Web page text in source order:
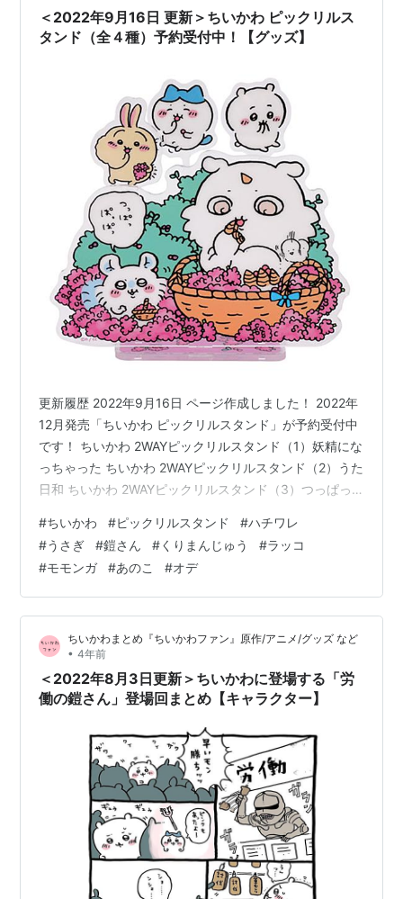
＜2022年9月16日 更新＞ちいかわ ピックリルス
タンド（全４種）予約受付中！【グッズ】
更新履歴 2022年9月16日 ページ作成しました！ 2022年
12月発売「ちいかわ ピックリルスタンド」が予約受付中
です！ ちいかわ 2WAYピックリルスタンド（1）妖精にな
っちゃった ちいかわ 2WAYピックリルスタンド（2）うた
日和 ちいかわ 2WAYピックリルスタンド（3）つっぱっ
コ食べるな！！ ちいかわ 2WAYピックリルスタンド（1）
妖精になっちゃった 上記は、あみあみ の販売ページのリ
ンクです 定価 ：1,100円（税込） 発売日 ：2022年12月
メーカー ：エンスカイ（ensky） サイズ ：約
148mm×141mm×…
#ちいかわ #ピックリルスタンド #ハチワレ
#うさぎ #鎧さん #くりまんじゅう #ラッコ
#モモンガ #あのこ #オデ
ちいかわまとめ『ちいかわファン』原作/アニメ/グッズ など
• 4年前
＜2022年8月3日更新＞ちいかわに登場する「労
働の鎧さん」登場回まとめ【キャラクター】